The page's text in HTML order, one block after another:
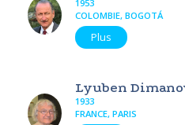
1953
COLOMBIE, BOGOTÁ
Plus
Lyuben
1933
FRANCE, PARIS